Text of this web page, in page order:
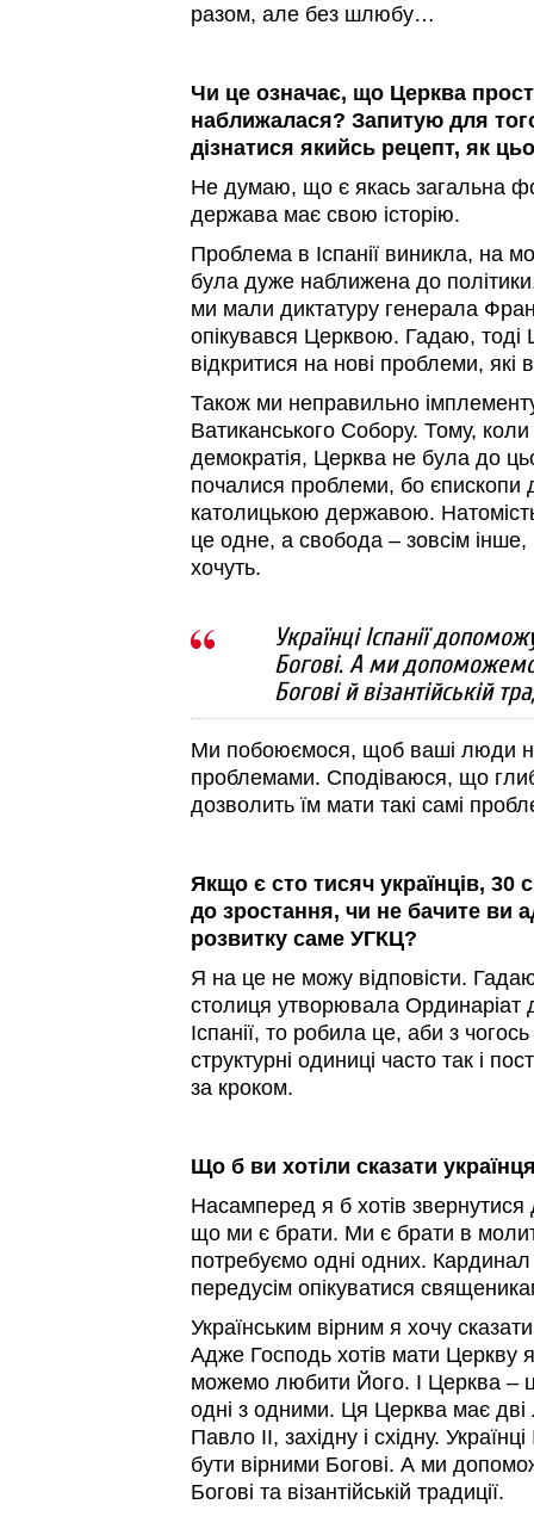
разом, але без шлюбу…
Чи це означає, що Церква
наближалася? Запитую для
дізнатися якийсь рецепт, як
Не думаю, що є якась загальна
держава має свою історію.
Проблема в Іспанії виникла, на
була дуже наближена до
ми мали диктатуру генерала
опікувався Церквою. Гадаю, тоді
відкритися на нові проблеми, які
Також ми неправильно
Ватиканського Собору. Тому, коли
демократія, Церква не була до
почалися проблеми, бо єпископи
католицькою державою.
це одне, а свобода – зовсім
хочуть.
Українці Іспанії
Богові. А ми допоможемо
Богові й візантійській
Ми побоюємося, щоб ваші люди
проблемами. Сподіваюся, що
дозволить їм мати такі самі
Якщо є сто тисяч українців, 30
до зростання, чи не бачите ви
розвитку саме УГКЦ?
Я на це не можу відповісти.
столиця утворювала Ординаріат
Іспанії, то робила це, аби з
структурні одиниці часто так і
за кроком.
Що б ви хотіли сказати
Насамперед я б хотів звернутися
що ми є брати. Ми є брати в
потребуємо одні одних.
передусім опікуватися
Українським вірним я хочу
Адже Господь хотів мати Церкву
можемо любити Його. І Церква –
одні з одними. Ця Церква має дві
Павло ІІ, західну і східну.
бути вірними Богові. А ми
Богові та візантійській традиції.